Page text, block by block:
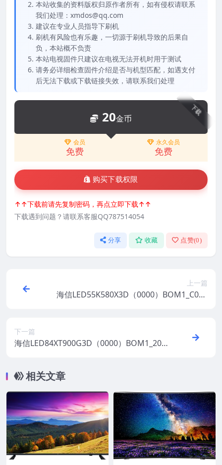
本站收集的资料版权归原作者所有，如有侵权请联系
我们处理：xmdos@qq.com
建议在专业人员指导下刷机
刷机有风险也有乐趣，一切源于刷机导致的后果自
负，本站概不负责
本站电视固件只建议在电视无法开机时用于测试
请务必详细检查固件介绍是否与机型匹配，如遇支付
后无法下载或下载链接失效，请联系我们处理
下载
20金币
会员
免费
永久会员
免费
购买下载权限
↑↑下载前请先复制密码，再点立即下载↑↑
下载遇到问题？请联系客服QQ787514054
分享 收藏 点赞(0)
上一篇
海信LED55K580X3D（0000）BOM1_C005
下一篇
海信LED84XT900G3D（0000）BOM1_201
相关文章